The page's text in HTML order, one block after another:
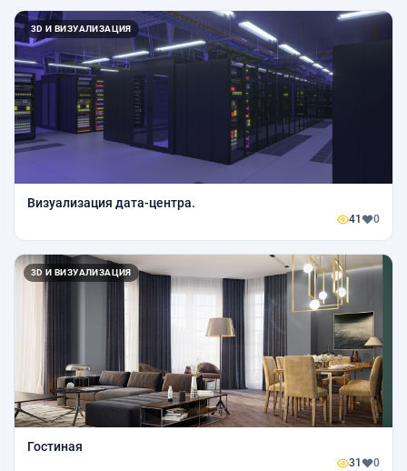
3D И ВИЗУАЛИЗАЦИЯ
Визуализация дата-центра.
41 0
3D И ВИЗУАЛИЗАЦИЯ
Гостиная
31 0